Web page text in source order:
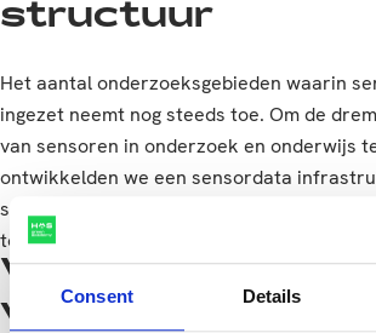
Consent Details
structuur
Het aantal onderzoeksgebieden waarin
ingezet neemt nog steeds toe. Om de
van sensoren in onderzoek en onderwijs
ontwikkelden we een sensordata
slotbijeenkomst presenteerden we de
toonden we praktijkgerichte fieldlabs.
Verdere
van de